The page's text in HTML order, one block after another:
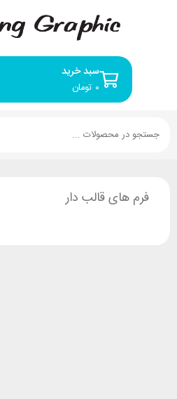
سبد خرید
تومان ۰
فرم های قالب دار